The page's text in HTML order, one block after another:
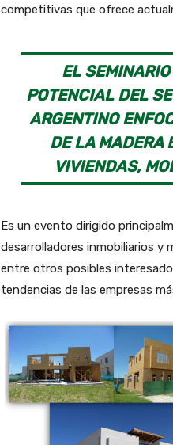
competitivas que ofrece
EL
POTENCIAL DEL
ARGENTINO
DE LA MADERA
VIVIENDAS,
Es un evento dirigido
desarrolladores inmobiliarios y
entre otros posibles
tendencias de las empresas